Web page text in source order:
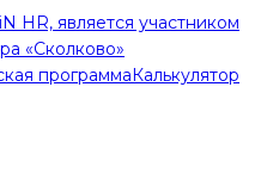
HR, является участником
«Сколково»
программаКалькулятор